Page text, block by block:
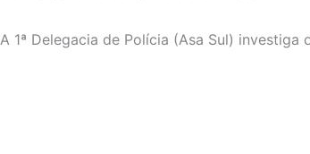
A 1ª Delegacia de Polícia (Asa Sul) investiga